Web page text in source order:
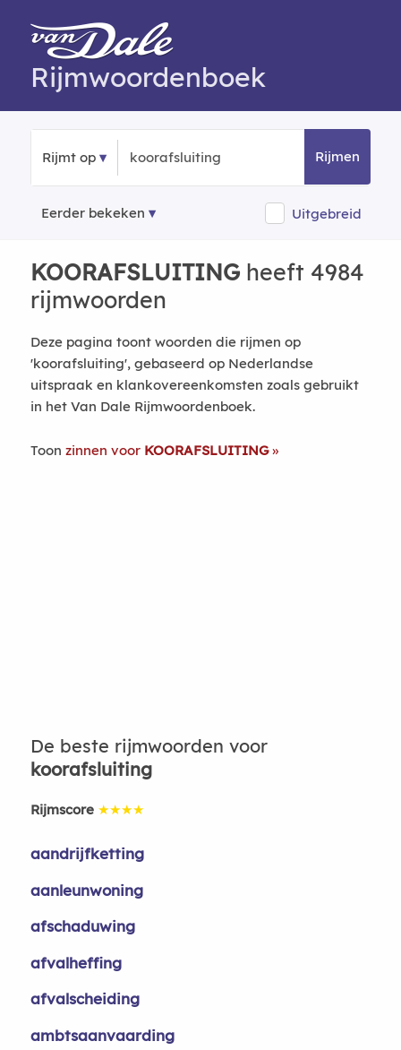
Rijmwoordenboek
Rijmt op Rijmen
Eerder bekeken Uitgebreid
KOORAFSLUITINGheeft 4984
rijmwoorden
Deze pagina toont woorden die rijmen op
'koorafsluiting', gebaseerd op Nederlandse
uitspraak en klankovereenkomsten zoals gebruikt
in het Van Dale Rijmwoordenboek.
Toon zinnen voor KOORAFSLUITING
De beste rijmwoorden voor
koorafsluiting
Rijmscore ★★★★
aandrijfketting
aanleunwoning
afschaduwing
afvalheffing
afvalscheiding
ambtsaanvaarding